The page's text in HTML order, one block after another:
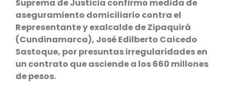
Suprema de Justicia confirmo medida de
aseguramiento domiciliario contra el
Representante y exalcalde de Zipaquirá
(Cundinamarca), José Edilberto Caicedo
Sastoque, por presuntas irregularidades en
un contrato que asciende a los 660 millones
de pesos.